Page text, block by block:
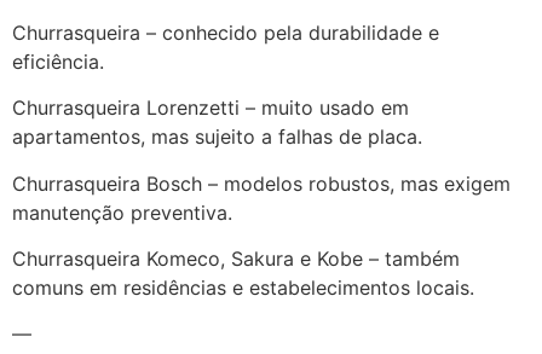
Churrasqueira – conhecido pela durabilidade e
eficiência.
Churrasqueira Lorenzetti – muito usado em
apartamentos, mas sujeito a falhas de placa.
Churrasqueira Bosch – modelos robustos, mas exigem
manutenção preventiva.
Churrasqueira Komeco, Sakura e Kobe – também
comuns em residências e estabelecimentos locais.
—